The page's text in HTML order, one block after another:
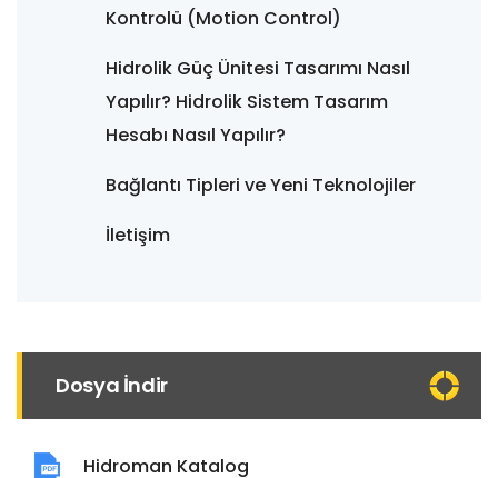
Kontrolü (Motion Control)
Hidrolik Güç Ünitesi Tasarımı Nasıl
Yapılır? Hidrolik Sistem Tasarım
Hesabı Nasıl Yapılır?
Bağlantı Tipleri ve Yeni Teknolojiler
İletişim
Dosya İndir
Hidroman Katalog